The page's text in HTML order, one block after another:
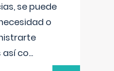
se puede
o
co...